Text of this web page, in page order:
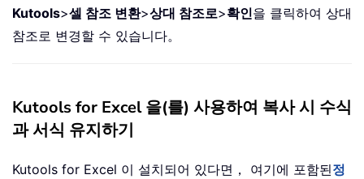
Kutools>셀 참조 변환>상대 참조로>확인을 클릭하여 상대
참조로 변경할 수 있습니다。
Kutools for Excel 을(를) 사용하여 복사 시 수식
과 서식 유지하기
Kutools for Excel 이 설치되어 있다면， 여기에 포함된정